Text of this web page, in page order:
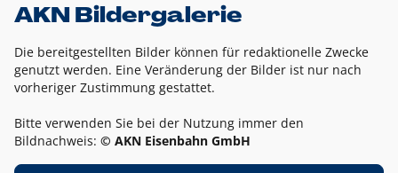
AKN Bildergalerie
Die bereitgestellten Bilder können für redaktionelle Zwecke
genutzt werden. Eine Veränderung der Bilder ist nur nach
vorheriger Zustimmung gestattet.
Bitte verwenden Sie bei der Nutzung immer den
Bildnachweis: © AKN Eisenbahn GmbH